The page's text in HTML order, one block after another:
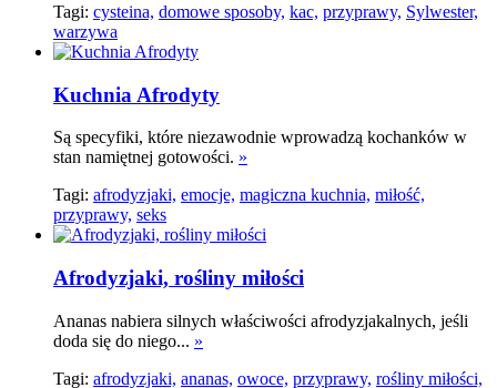
Tagi: cysteina, domowe sposoby, kac, przyprawy, Sylwester,
warzywa
Kuchnia Afrodyty
Są specyfiki, które niezawodnie wprowadzą kochanków w
stan namiętnej gotowości. »
Tagi: afrodyzjaki, emocje, magiczna kuchnia, miłość,
przyprawy, seks
Afrodyzjaki, rośliny miłości
Ananas nabiera silnych właściwości afrodyzjakalnych, jeśli
doda się do niego... »
Tagi: afrodyzjaki, ananas, owoce, przyprawy, rośliny miłości,